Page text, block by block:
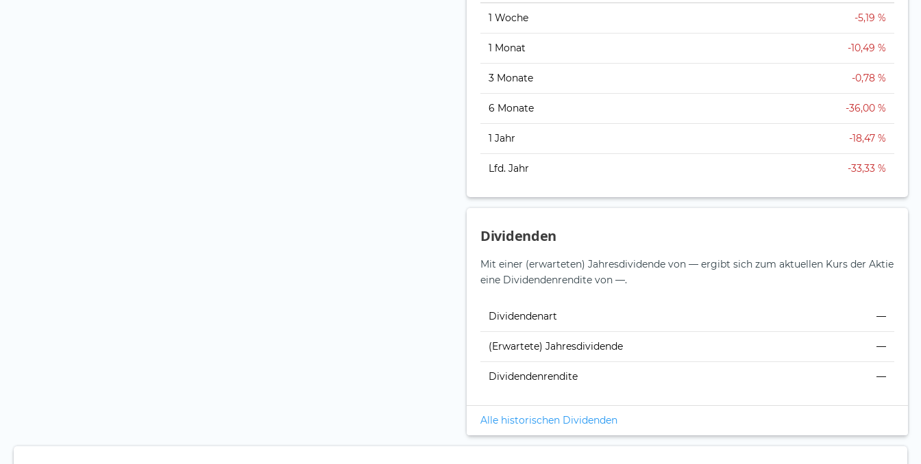
1 Woche -5,19 %
1 Monat -10,49 %
3 Monate -0,78 %
6 Monate -36,00 %
1 Jahr -18,47 %
Lfd. Jahr -33,33 %
Dividenden
Mit einer (erwarteten) Jahresdividende von — ergibt sich zum aktuellen Kurs der Aktie
eine Dividendenrendite von —.
Dividendenart —
(Erwartete) Jahresdividende —
Dividendenrendite —
Alle historischen Dividenden